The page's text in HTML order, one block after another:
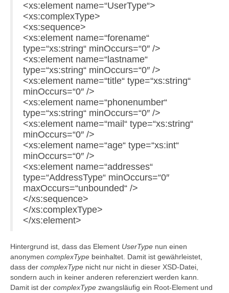
<xs:element name=“UserType“>
<xs:complexType>
<xs:sequence>
<xs:element name=“forename“
type=“xs:string“ minOccurs=“0″ />
<xs:element name=“lastname“
type=“xs:string“ minOccurs=“0″ />
<xs:element name=“title“ type=“xs:string“
minOccurs=“0″ />
<xs:element name=“phonenumber“
type=“xs:string“ minOccurs=“0″ />
<xs:element name=“mail“ type=“xs:string“
minOccurs=“0″ />
<xs:element name=“age“ type=“xs:int“
minOccurs=“0″ />
<xs:element name=“addresses“
type=“AddressType“ minOccurs=“0″
maxOccurs=“unbounded“ />
</xs:sequence>
</xs:complexType>
</xs:element>
Hintergrund ist, dass das Element UserType nun einen
anonymen complexType beinhaltet. Damit ist gewährleistet,
dass der complexType nicht nur nicht in dieser XSD-Datei,
sondern auch in keiner anderen referenziert werden kann.
Damit ist der complexType zwangsläufig ein Root-Element und